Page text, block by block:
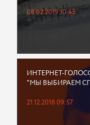
08.02.2019 10:45
ИНТЕРНЕТ-
"МЫ ВЫБИРАЕМ
21.12.2018 09:57